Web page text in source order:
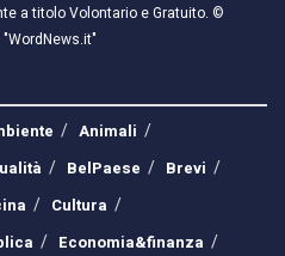
a titolo Volontario e Gratuito. ©
Animali
BelPaese
Brevi
Cultura
Economia&finanza